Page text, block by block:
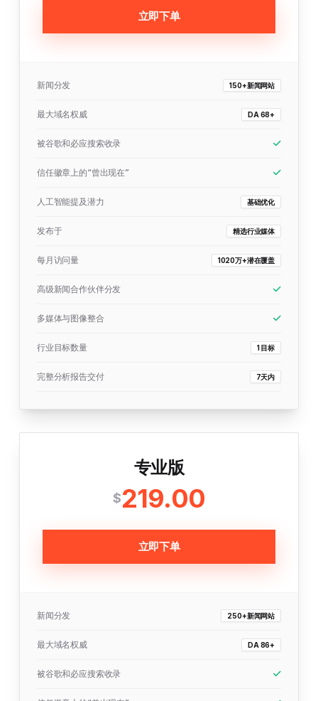
立即下单
新闻分发 150+新闻网站
最大域名权威 DA 68+
被谷歌和必应搜索收录
信任徽章上的“曾出现在”
人工智能提及潜力 基础优化
发布于 精选行业媒体
每月访问量 1020万+潜在覆盖
高级新闻合作伙伴分发
多媒体与图像整合
行业目标数量 1 目标
完整分析报告交付 7天内
专业版
$219.00
立即下单
新闻分发 250+新闻网站
最大域名权威 DA 86+
被谷歌和必应搜索收录